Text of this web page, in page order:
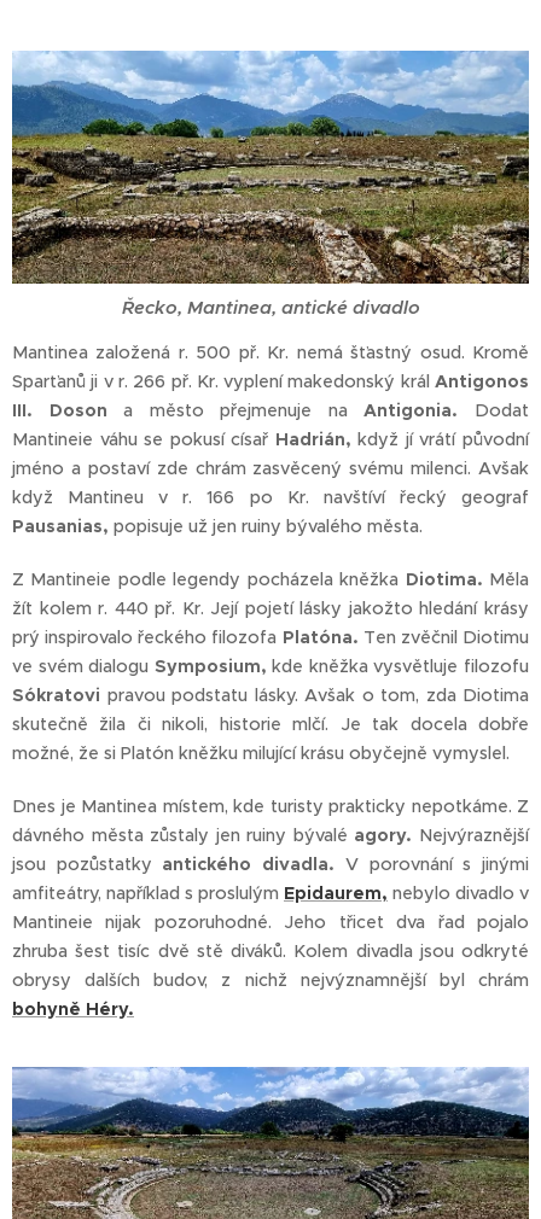
Řecko, Mantinea, antické divadlo
Mantinea založená r. 500 př. Kr. nemá šťastný osud. Kromě
Sparťanů ji v r. 266 př. Kr. vyplení makedonský král Antigonos
III. Doson a město přejmenuje naAntigonia. Dodat
Mantineie váhu se pokusí císař Hadrián, když jí vrátí původní
jméno a postaví zde chrám zasvěcený svému milenci. Avšak
když Mantineu v r. 166 po Kr. navštíví řecký geograf
Pausanias, popisuje už jen ruiny bývalého města.
Z Mantineie podle legendy pocházela kněžka Diotima. Měla
žít kolem r. 440 př. Kr. Její pojetí lásky jakožto hledání krásy
prý inspirovalo řeckého filozofa Platóna. Ten zvěčnil Diotimu
ve svém dialogu Symposium,kde kněžka vysvětluje filozofu
Sókratovi pravou podstatu lásky. Avšak o tom, zda Diotima
skutečně žila či nikoli, historie mlčí. Je tak docela dobře
možné, že si Platón kněžku milující krásu obyčejně vymyslel.
Dnes je Mantinea místem, kde turisty prakticky nepotkáme. Z
dávného města zůstaly jen ruiny bývalé agory. Nejvýraznější
jsou pozůstatky antického divadla. V porovnání s jinými
amfiteátry, například s proslulým Epidaurem, nebylo divadlo v
Mantineie nijak pozoruhodné. Jeho třicet dva řad pojalo
zhruba šest tisíc dvě stě diváků. Kolem divadla jsou odkryté
obrysy dalších budov, z nichž nejvýznamnější byl chrám
bohyně Héry.